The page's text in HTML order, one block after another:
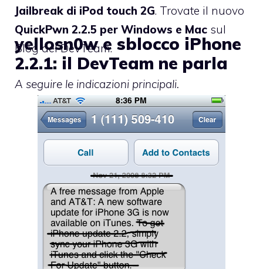
Jailbreak di iPod touch 2G. Trovate il nuovo
QuickPwn 2.2.5 per Windows e Mac sul
Blog del DevTeam.
A seguire le indicazioni principali.
yellosn0w e sblocco iPhone
2.2.1: il DevTeam ne parla